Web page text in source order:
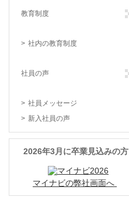
教育制度
社内の教育制度
社員の声
社員メッセージ
新入社員の声
2026年3月に卒業見込みの方
マイナビの弊社画面へ